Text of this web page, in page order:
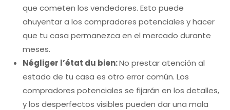
que cometen los vendedores. Esto puede
ahuyentar a los compradores potenciales y hacer
que tu casa permanezca en el mercado durante
meses.
Négliger l’état du bien:No prestar atención al
estado de tu casa es otro error común. Los
compradores potenciales se fijarán en los detalles,
y los desperfectos visibles pueden dar una mala